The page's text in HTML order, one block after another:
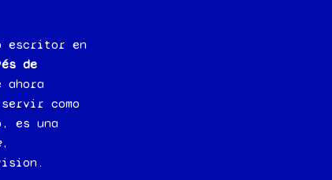
escritor en
de
ahora
como
es una
,